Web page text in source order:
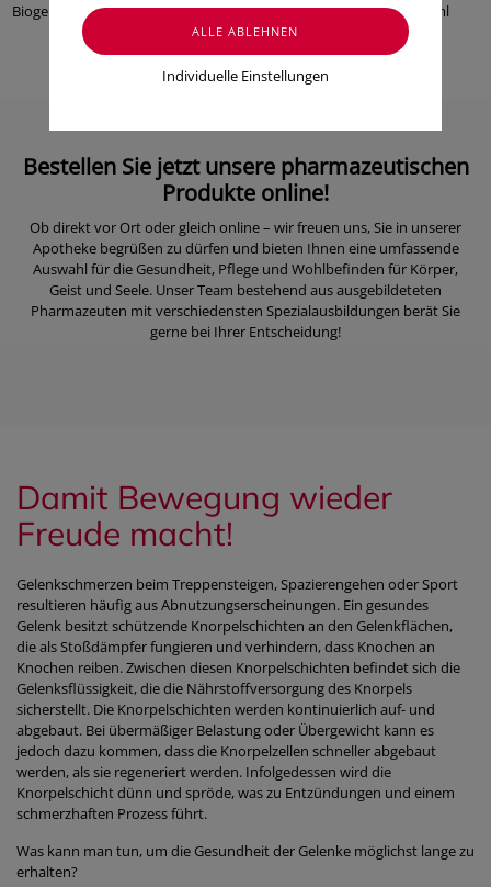
Biogelat Uroakut D-Mannose Plus
Cranberry (10 Stk.)
€ 32,95
Veen Veen Fluesig 500ml
€ 28,90
Bestellen Sie jetzt unsere pharmazeutischen
Produkte online!
Ob direkt vor Ort oder gleich online – wir freuen uns, Sie in unserer
Apotheke begrüßen zu dürfen und bieten Ihnen eine umfassende
Auswahl für die Gesundheit, Pflege und Wohlbefinden für Körper,
Geist und Seele. Unser Team bestehend aus ausgebildeteten
Pharmazeuten mit verschiedensten Spezialausbildungen berät Sie
gerne bei Ihrer Entscheidung!
Damit Bewegung wieder
Freude macht!
Gelenkschmerzen beim Treppensteigen, Spazierengehen oder Sport
resultieren häufig aus Abnutzungserscheinungen. Ein gesundes
Gelenk besitzt schützende Knorpelschichten an den Gelenkflächen,
die als Stoßdämpfer fungieren und verhindern, dass Knochen an
Knochen reiben. Zwischen diesen Knorpelschichten befindet sich die
Gelenksflüssigkeit, die die Nährstoffversorgung des Knorpels
sicherstellt. Die Knorpelschichten werden kontinuierlich auf- und
abgebaut. Bei übermäßiger Belastung oder Übergewicht kann es
jedoch dazu kommen, dass die Knorpelzellen schneller abgebaut
werden, als sie regeneriert werden. Infolgedessen wird die
Knorpelschicht dünn und spröde, was zu Entzündungen und einem
schmerzhaften Prozess führt.
Was kann man tun, um die Gesundheit der Gelenke möglichst lange zu
erhalten?
Individuelle Einstellungen